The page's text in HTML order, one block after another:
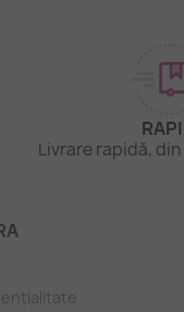
Livrare rapidă,